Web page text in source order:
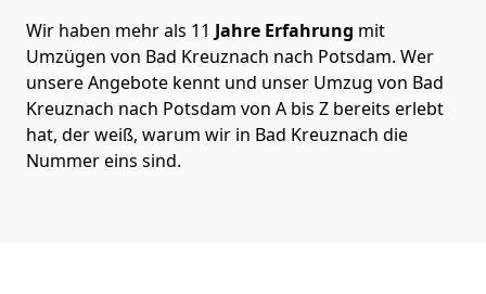
Wir haben mehr als 11 Jahre Erfahrung mit
Umzügen von Bad Kreuznach nach Potsdam. Wer
unsere Angebote kennt und unser Umzug von Bad
Kreuznach nach Potsdam von A bis Z bereits erlebt
hat, der weiß, warum wir in Bad Kreuznach die
Nummer eins sind.